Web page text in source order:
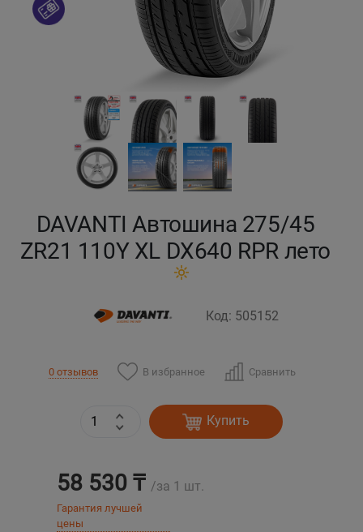
DAVANTI Автошина 275/45
ZR21 110Y XL DX640 RPR лето
Код: 505152
0 отзывов В избранное Сравнить
Купить
58 530 ₸ /за 1 шт.
Гарантия лучшей
цены
Кокшетау
Кызылорда
Павлодар
Петропавловск
Семей
Шымкент
Экибастуз